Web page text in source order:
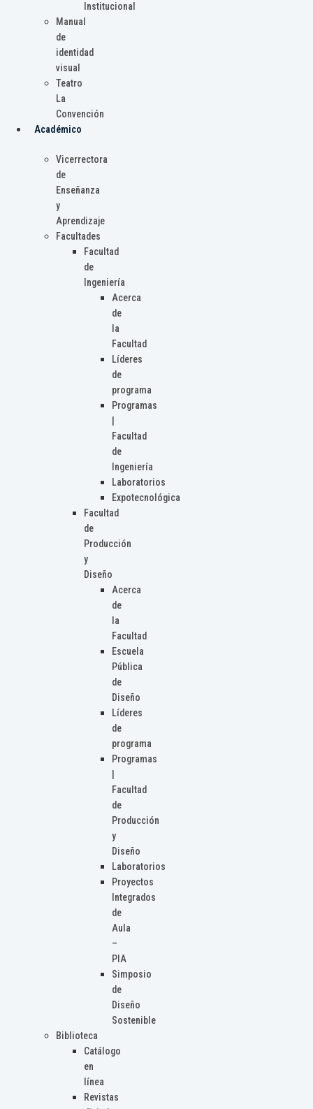
Institucional
Manual
de
identidad
visual
Teatro
La
Convención
Académico
Vicerrectora
de
Enseñanza
y
Aprendizaje
Facultades
Facultad
de
Ingeniería
Acerca
de
la
Facultad
Líderes
de
programa
Programas
Facultad
de
Ingeniería
Laboratorios
Expotecnológica
Facultad
de
Producción
y
Diseño
Acerca
de
la
Facultad
Escuela
Pública
de
Diseño
Líderes
de
programa
Programas
Facultad
de
Producción
y
Diseño
Laboratorios
Proyectos
Integrados
de
Aula
–
PIA
Simposio
de
Diseño
Sostenible
Biblioteca
Catálogo
en
línea
Revistas